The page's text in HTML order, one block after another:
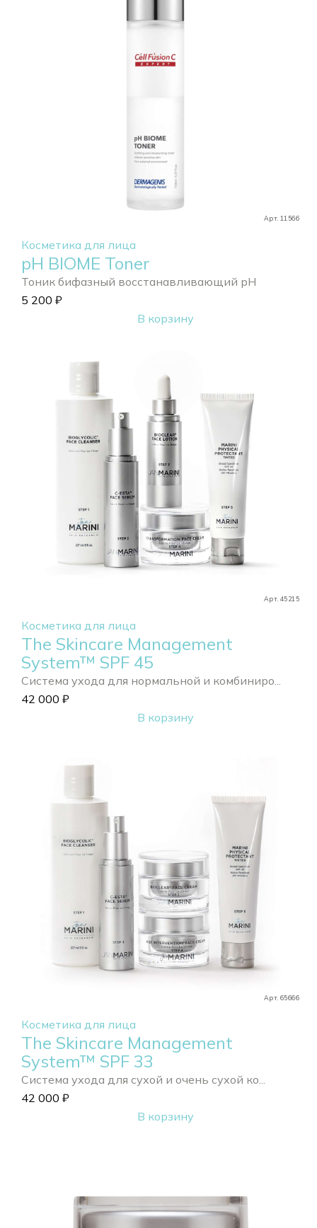
Арт. 11566
Косметика для лица
pH BIOME Toner
Тоник бифазный восстанавливающий pH
5 200 ₽
В корзину
Арт. 45215
Косметика для лица
The Skincare Management
System™ SPF 45
Система ухода для нормальной и комбиниро...
42 000 ₽
В корзину
Арт. 65666
Косметика для лица
The Skincare Management
System™ SPF 33
Система ухода для сухой и очень сухой ко...
42 000 ₽
В корзину